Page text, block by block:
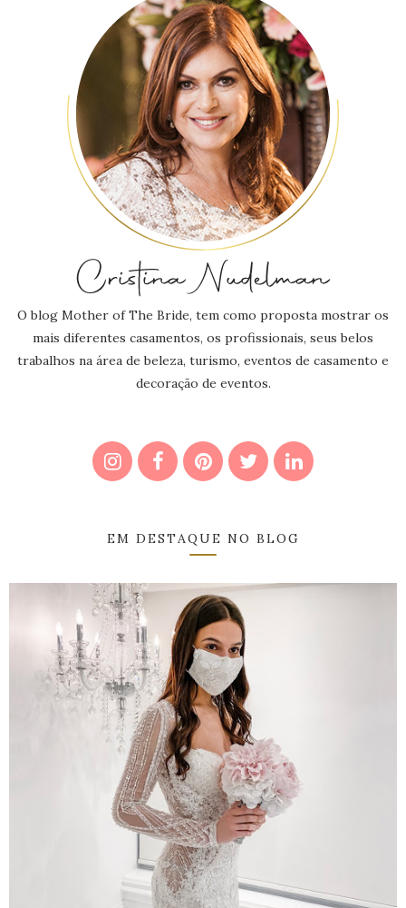
O blog Mother of The Bride, tem como proposta mostrar os
mais diferentes casamentos, os profissionais, seus belos
trabalhos na área de beleza, turismo, eventos de casamento e
decoração de eventos.
EM DESTAQUE NO BLOG